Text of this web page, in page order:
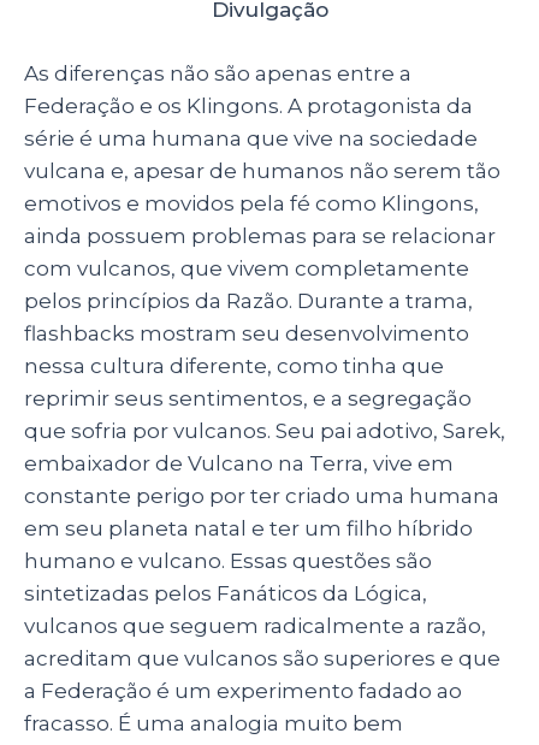
Divulgação
As diferenças não são apenas entre a
Federação e os Klingons. A protagonista da
série é uma humana que vive na sociedade
vulcana e, apesar de humanos não serem tão
emotivos e movidos pela fé como Klingons,
ainda possuem problemas para se relacionar
com vulcanos, que vivem completamente
pelos princípios da Razão. Durante a trama,
flashbacks mostram seu desenvolvimento
nessa cultura diferente, como tinha que
reprimir seus sentimentos, e a segregação
que sofria por vulcanos. Seu pai adotivo, Sarek,
embaixador de Vulcano na Terra, vive em
constante perigo por ter criado uma humana
em seu planeta natal e ter um filho híbrido
humano e vulcano. Essas questões são
sintetizadas pelos Fanáticos da Lógica,
vulcanos que seguem radicalmente a razão,
acreditam que vulcanos são superiores e que
a Federação é um experimento fadado ao
fracasso. É uma analogia muito bem